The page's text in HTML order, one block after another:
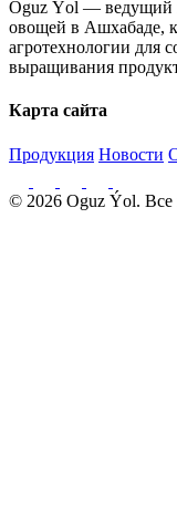
Oguz Ýol — ведущий
овощей в Ашхабаде,
агротехнологии для
выращивания
Карта сайта
Продукция Новости
© 2026 Oguz Ýol.